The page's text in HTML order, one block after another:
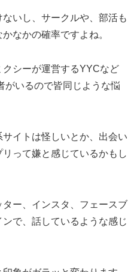
いし、サークルや、部活も
なかの確率ですよね。
シーが運営するYYCなど
がいるので皆同じような悩
イトは怪しいとか、出会い
って嫌と感じているかもし
ー、インスタ、フェースブ
で、話しているような感じ